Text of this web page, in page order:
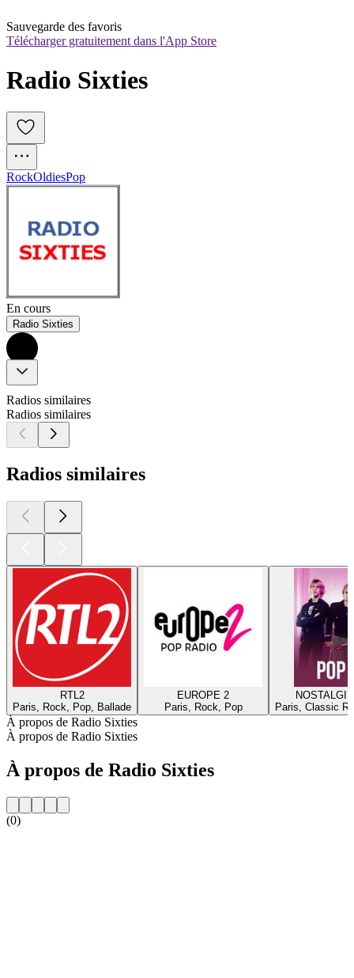
Sauvegarde des favoris
Télécharger gratuitement dans l'App Store
Radio Sixties
RockOldiesPop
En cours
Radio Sixties
Radios similaires
Radios similaires
Radios similaires
RTL2
Paris, Rock, Pop, Ballade
EUROPE 2
Paris, Rock, Pop
Paris, Classic
À propos de Radio Sixties
À propos de Radio Sixties
À propos de Radio Sixties
(0)